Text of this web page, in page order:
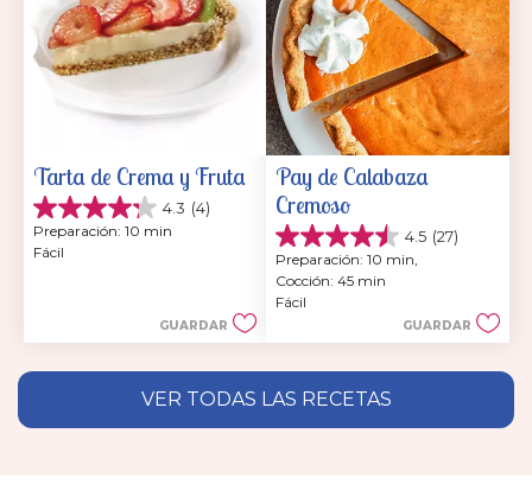
Tarta de Crema y Fruta
4.3 (4)
4.3
de
5
Preparación: 10 min
Fácil
GUARDAR
Pay de Calabaza
Cremoso
4.5 (27)
4.5
de
5
estrellas.
Preparación: 10 min,
Cocción: 45 min
Fácil
GUARDAR
VER TODAS LAS RECETAS